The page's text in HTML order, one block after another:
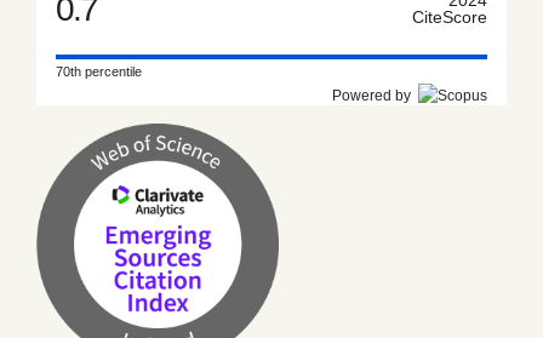
0.7
CiteScore
70th percentile
Powered by